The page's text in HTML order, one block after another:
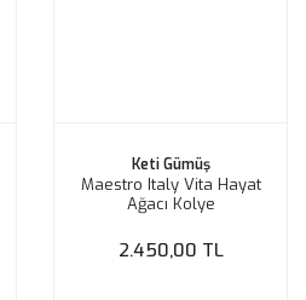
Keti Gümüş
Maestro Italy Vita Hayat
Ağacı Kolye
2.450,00 TL